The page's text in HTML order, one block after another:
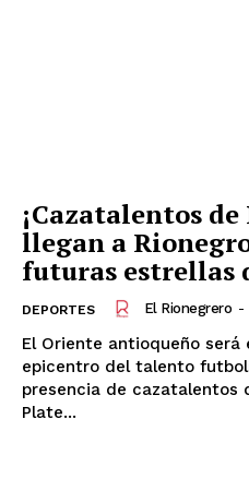
Información
¡Cazatalentos
llegan a
futuras estrellas
DEPORTES El Rionegrero -
El Oriente antioqueño
epicentro del talento
presencia de cazatalentos
Plate...